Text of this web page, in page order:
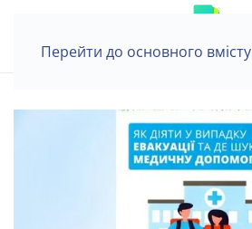
Перейти до основного вмісту